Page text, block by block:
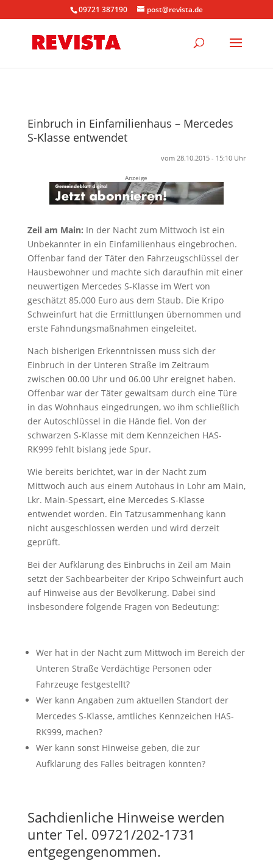
09721 387190 post@revista.de
Einbruch in Einfamilienhaus – Mercedes
S-Klasse entwendet
vom 28.10.2015 - 15:10 Uhr
Anzeige
Zeil am Main: In der Nacht zum Mittwoch ist ein
Unbekannter in ein Einfamilienhaus eingebrochen.
Offenbar fand der Täter den Fahrzeugschlüssel der
Hausbewohner und machte sich daraufhin mit einer
neuwertigen Mercedes S-Klasse im Wert von
geschätzt 85.000 Euro aus dem Staub. Die Kripo
Schweinfurt hat die Ermittlungen übernommen und
erste Fahndungsmaßnahmen eingeleitet.
Nach bisherigen Erkenntnissen muss sich der
Einbruch in der Unteren Straße im Zeitraum
zwischen 00.00 Uhr und 06.00 Uhr ereignet haben.
Offenbar war der Täter gewaltsam durch eine Türe
in das Wohnhaus eingedrungen, wo ihm schließlich
der Autoschlüssel in die Hände fiel. Von der
schwarzen S-Klasse mit dem Kennzeichen HAS-
RK999 fehlt bislang jede Spur.
Wie bereits berichtet, war in der Nacht zum
Mittwoch auch aus einem Autohaus in Lohr am Main,
Lkr. Main-Spessart, eine Mercedes S-Klasse
entwendet worden. Ein Tatzusammenhang kann
nicht ausgeschlossen werden und wird derzeit
geprüft.
Bei der Aufklärung des Einbruchs in Zeil am Main
setzt der Sachbearbeiter der Kripo Schweinfurt auch
auf Hinweise aus der Bevölkerung. Dabei sind
insbesondere folgende Fragen von Bedeutung:
Wer hat in der Nacht zum Mittwoch im Bereich der
Unteren Straße Verdächtige Personen oder
Fahrzeuge festgestellt?
Wer kann Angaben zum aktuellen Standort der
Mercedes S-Klasse, amtliches Kennzeichen HAS-
RK999, machen?
Wer kann sonst Hinweise geben, die zur
Aufklärung des Falles beitragen könnten?
Sachdienliche Hinweise werden
unter Tel. 09721/202-1731
entgegengenommen.